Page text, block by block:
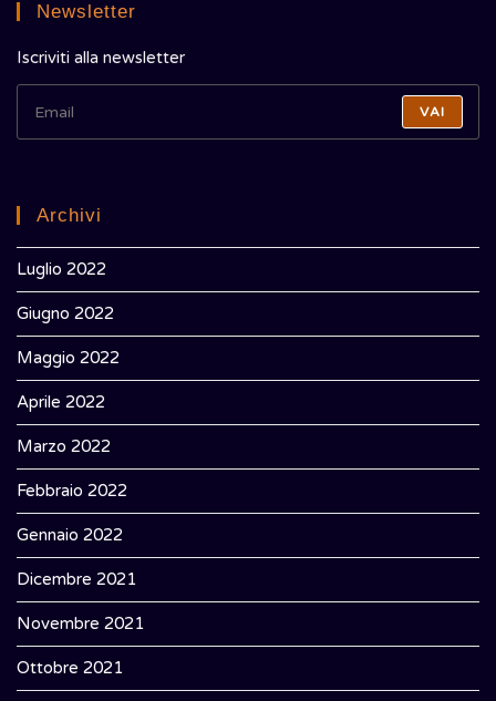
Newsletter
Iscriviti alla newsletter
VAI
Archivi
Luglio 2022
Giugno 2022
Maggio 2022
Aprile 2022
Marzo 2022
Febbraio 2022
Gennaio 2022
Dicembre 2021
Novembre 2021
Ottobre 2021